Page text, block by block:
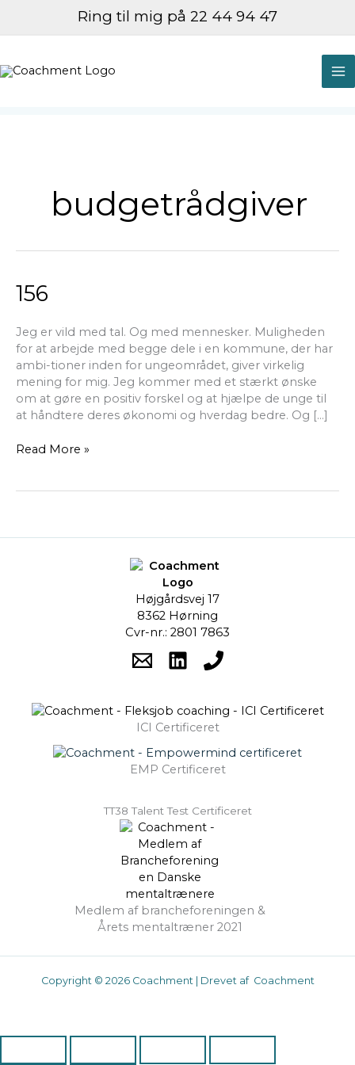
Ring til mig på 22 44 94 47
budgetrådgiver
156
Jeg er vild med tal. Og med mennesker. Muligheden
for at arbejde med begge dele i en kommune, der har
ambi-tioner inden for ungeområdet, giver virkelig
mening for mig. Jeg kommer med et stærkt ønske
om at gøre en positiv forskel og at hjælpe de unge til
at håndtere deres økonomi og hverdag bedre. Og […]
156
Read More »
Højgårdsvej 17
8362 Hørning
Cvr-nr.: 2801 7863
ICI Certificeret
EMP Certificeret
TT38 Talent Test Certificeret
Medlem af brancheforeningen &
Årets mentaltræner 2021
Copyright © 2026 Coachment | Drevet af Coachment